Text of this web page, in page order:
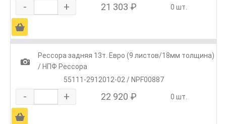
- + 21 303 ₽ 0 шт.
Ä
1
Рессора задняя 13т. Евро (9 листов/18мм толщина)
/ НПФ Рессора
55111-2912012-02 / NPF00887
- + 22 920 ₽ 0 шт.
Ä